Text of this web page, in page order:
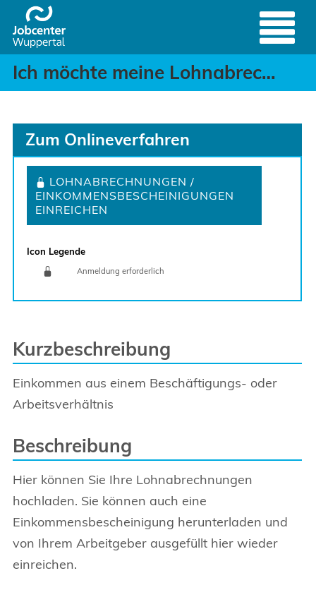
Zum Hauptinhalt springen
Ich möchte meine
Header
Ich möchte meine Lohnabrechnungen / Einkommensbescheinigungen einreichen
Zum Onlineverfahren
LOHNABRECHNUNGEN /
EINKOMMENSBESCHEINIGUNGEN
EINREICHEN
Icon Legende
Anmeldung erforderlich
Kurzbeschreibung
Einkommen aus einem Beschäftigungs- oder
Arbeitsverhältnis
Beschreibung
Hier können Sie Ihre Lohnabrechnungen
hochladen. Sie können auch eine
Einkommensbescheinigung herunterladen und
von Ihrem Arbeitgeber ausgefüllt hier wieder
einreichen.